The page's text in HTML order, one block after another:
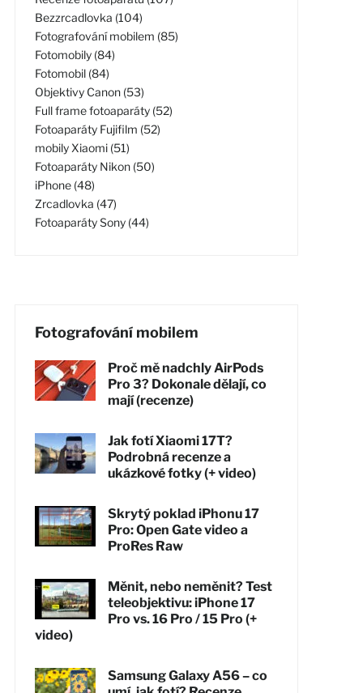
Bezzrcadlovka (104)
Fotografování mobilem (85)
Fotomobily (84)
Fotomobil (84)
Objektivy Canon (53)
Full frame fotoaparáty (52)
Fotoaparáty Fujifilm (52)
mobily Xiaomi (51)
Fotoaparáty Nikon (50)
iPhone (48)
Zrcadlovka (47)
Fotoaparáty Sony (44)
Fotografování mobilem
Proč mě nadchly AirPods
Pro 3? Dokonale dělají, co
mají (recenze)
Jak fotí Xiaomi 17T?
Podrobná recenze a
ukázkové fotky (+ video)
Skrytý poklad iPhonu 17
Pro: Open Gate video a
ProRes Raw
Měnit, nebo neměnit? Test
teleobjektivu: iPhone 17
Pro vs. 16 Pro / 15 Pro (+
video)
Samsung Galaxy A56 – co